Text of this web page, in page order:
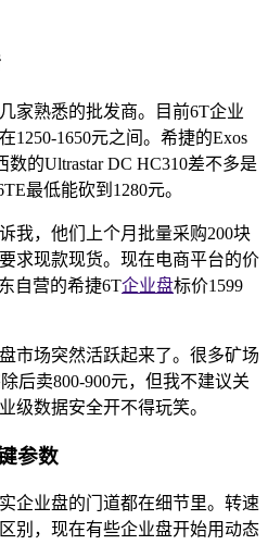
家熟悉的批发商。目前6T企业
1250-1650元之间。希捷的Exos
数的Ultrastar DC HC310差不多是
最低能砍到1280元。
我，他们上个月批量采购200块
求现款现货。现在电商平台的价
自营的希捷6T企业盘标价1599
市场突然活跃起来了。很多矿场
后卖800-900元，但我不建议关
级数据安全开不得玩笑。
参数
企业盘的门道都在细节里。转速
别，现在有些企业盘开始用动态